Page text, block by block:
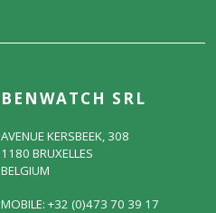
BENWATCH SRL
AVENUE KERSBEEK, 308
1180 BRUXELLES
BELGIUM
MOBILE: +32 (0)473 70 39 17